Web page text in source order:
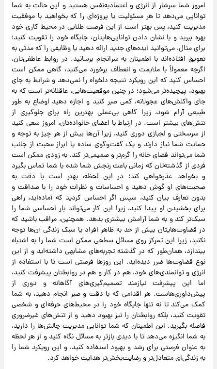
امروز شما سرشار از انرژی و اعتمادبه‌نفس هستید و این حالت به شما
توانایی می‌دهد تا هر مسئولیت یا پروژه‌ای را که بخواهید با موفقیت
مدیریت کنید، پس بهتر است از این فرصت طلایی در محیط کاری خود
بهره ببرید و با نشان دادن توانایی‌هایتان، جایگاه خود را تقویت کنید؛
برای مثال، می‌توانید ایده‌های جدید ارائه دهید یا وظایفی را که مدتی به
تعویق افتاده‌اند با اطمینان به سرانجام برسانید. در روابط عاطفی‌تان،
اگرچه معمولاً با ملایمت و انعطاف برخورد می‌کنید، گاهی ممکن است
احساس کنید که این رویکرد نتیجه دلخواه را نمی‌دهد و شرایط به جای
بهبود، پیچیده‌تر می‌شود؛ در چنین موقعیت‌هایی، عاقلانه‌تر است که به
جای واکنش‌های عجولانه، کمی صبر کنید و اجازه دهید اوضاع به طور
طبیعی آرام شود، زیرا گاهی بی‌عملی بهترین راه برای جلوگیری از
تنش‌های بیشتر است. در ارتباط با اعضای خانواده‌تان، امروز سعی کنید
از سرسختی و لجبازی دوری کنید، زیرا آن‌ها بیش از هر چیز به توجه و
حمایت شما نیاز دارند و یک گفت‌وگوی ساده یا ابراز محبت از جانب
شما می‌تواند فضای خانه را گرم‌تر و صمیمی‌تر کند. به زودی ممکن است
فردی از گذشته‌تان که زمانی باعث رنجش شما شده با شما تماس بگیرد
و بخواهد عذرخواهی کند؛ در این لحظه، بهتر است با دقت به
صحبت‌های او گوش دهید و احساسات و نظرات خود را با صداقت و
بدون تعارف بیان کنید، سپس اگر احساس کردید که آماده‌اید، راهی
برای بخشیدن او پیدا کنید، زیرا این کار می‌تواند بار احساسی شما را
سبک‌تر کند و به شما آرامش بیشتری بدهد. همچنین، مراقب باشید که
در قضاوت‌هایتان بیش از حد به ظاهر افراد یا سبک زندگی آن‌ها توجه
نکنید، زیرا این تمرکز روی مسائل سطحی ممکن است شما را به اشتباه
بیندازد، همان‌طور که در گذشته تجربه‌های مشابهی داشته‌اید و از این
نوع قضاوت‌ها ضرر دیده‌اید. این روزها فرصتی است تا با استفاده از
انرژی و توانمندی‌های خود، هم در کار و هم در روابطتان پیشرفت کنید،
اما این پیشرفت نیازمند تصمیم‌گیری‌های آگاهانه و دوری از
پیش‌داوری‌هاست. هر اقدامی که با دقت و صبر انجام دهید، به شما
کمک می‌کند تا نه تنها جایگاه خود را در محیط‌های حرفه‌ای و شخصی
تقویت کنید، بلکه روابطتان را نیز بهبود دهید و از تنش‌های غیرضروری
فاصله بگیرید. این اطمینان که شما توانایی مدیریت چالش‌ها را دارید،
به شما انگیزه می‌دهد تا با دیدی بازتر به مسائل نگاه کنید و از هر لحظه
به عنوان فرصتی برای رشد و بهبود استفاده کنید، و این رویکرد شما را
به زندگی‌ای متعادل‌تر و رضایت‌بخش‌تر هدایت خواهد کرد.